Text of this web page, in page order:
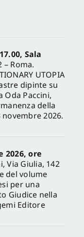
Sala
– Roma.
UTOPIA
dipinte su
Oda Paccini,
della
2026.
2026, ore
Via Giulia, 142
del volume
per una
Giudice nella
Editore